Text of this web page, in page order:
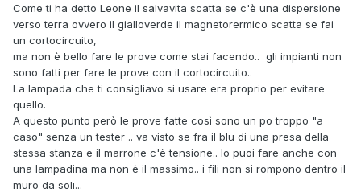
Come ti ha detto Leone il salvavita scatta se c'è una dispersione
verso terra ovvero il gialloverde il magnetorermico scatta se fai
un cortocircuito,
ma non è bello fare le prove come stai facendo.. gli impianti non
sono fatti per fare le prove con il cortocircuito..
La lampada che ti consigliavo si usare era proprio per evitare
quello.
A questo punto però le prove fatte così sono un po troppo "a
caso" senza un tester .. va visto se fra il blu di una presa della
stessa stanza e il marrone c'è tensione.. lo puoi fare anche con
una lampadina ma non è il massimo.. i fili non si rompono dentro il
muro da soli...